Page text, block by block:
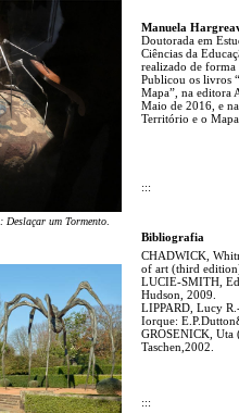
Deslaçar um Tormento
Manuela
Doutorada em
Ciências da
realizado de forma
Publicou os livros
Mapa”, na editora
Maio de 2016, e
Território e o
:::
Bibliografia
CHADWICK,
of art (third
LUCIE-SMITH,
Hudson, 2009.
LIPPARD, Lucy
Iorque:
GROSENICK,
Taschen,2002.
:::